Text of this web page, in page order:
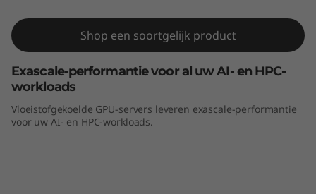
0
N
V
Shop een soortgelijk product
Exascale-performantie voor al uw AI- en HPC-
workloads
Vloeistofgekoelde GPU-servers leveren exascale-performantie
voor uw AI- en HPC-workloads.